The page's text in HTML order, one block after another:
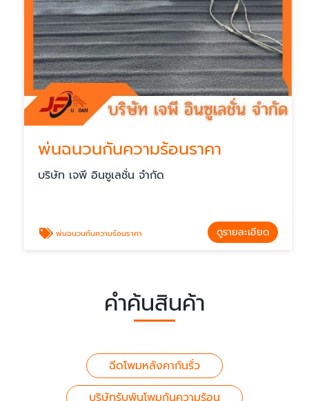
พ่นฉนวนกันความร้อนราคา
บริษัท เจพี อินซูเลชั่น จำกัด
พ่นฉนวนกันความร้อนราคา ดูรายละเอียด
คำค้นสินค้า
ฉีดโพมหลังคากันรั่ว
บริษัทรับพ้นโพมกันความร้อน